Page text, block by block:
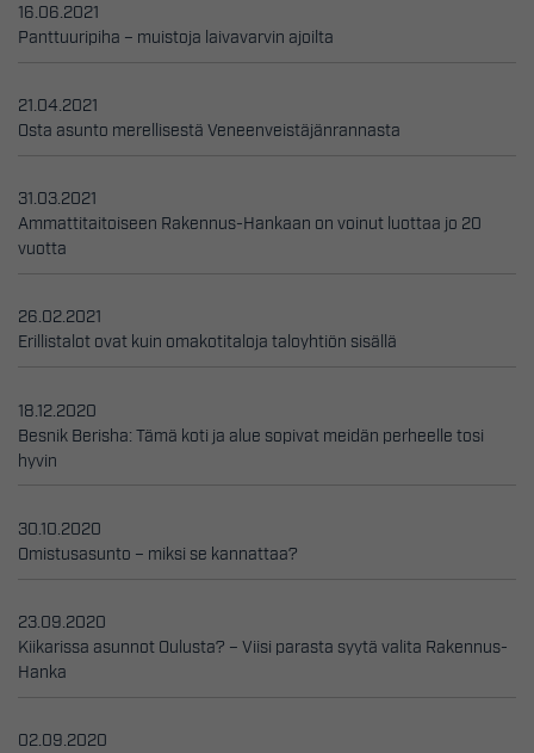
16.06.2021
Panttuuripiha – muistoja laivavarvin ajoilta
21.04.2021
Osta asunto merellisestä Veneenveistäjänrannasta
31.03.2021
Ammattitaitoiseen Rakennus-Hankaan on voinut luottaa jo 20
vuotta
26.02.2021
Erillistalot ovat kuin omakotitaloja taloyhtiön sisällä
18.12.2020
Besnik Berisha: Tämä koti ja alue sopivat meidän perheelle tosi
hyvin
30.10.2020
Omistusasunto – miksi se kannattaa?
23.09.2020
Kiikarissa asunnot Oulusta? – Viisi parasta syytä valita Rakennus-
Hanka
02.09.2020